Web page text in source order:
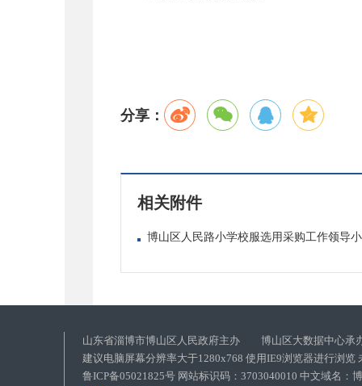
分享：
相关附件
博山区人民路小学校服选用采购工作领导
山东省淄博市博山区人民政府主办 博山区大数据中心承
建议电脑屏幕分辨率大于1280x768 使用IE9浏览器进行浏览
鲁ICP备05021825号 网站标识码：3703040010 中文域名：